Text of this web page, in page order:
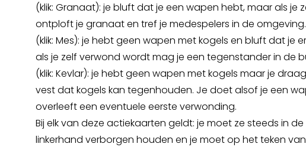
(klik: Granaat): je bluft dat je een wapen hebt, maar als je
ontploft je granaat en tref je medespelers in de omgeving.
(klik: Mes): je hebt geen wapen met kogels en bluft dat je
als je zelf verwond wordt mag je een tegenstander in de
(klik: Kevlar): je hebt geen wapen met kogels maar je
vest dat kogels kan tegenhouden. Je doet alsof je een
overleeft een eventuele eerste verwonding.
Bij elk van deze actiekaarten geldt: je moet ze steeds in
linkerhand verborgen houden en je moet op het teken